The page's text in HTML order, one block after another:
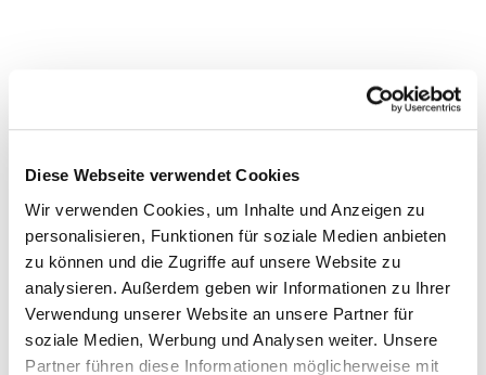
Diese Webseite verwendet Cookies
Wir verwenden Cookies, um Inhalte und Anzeigen zu
personalisieren, Funktionen für soziale Medien anbieten
zu können und die Zugriffe auf unsere Website zu
analysieren. Außerdem geben wir Informationen zu Ihrer
Verwendung unserer Website an unsere Partner für
soziale Medien, Werbung und Analysen weiter. Unsere
Partner führen diese Informationen möglicherweise mit